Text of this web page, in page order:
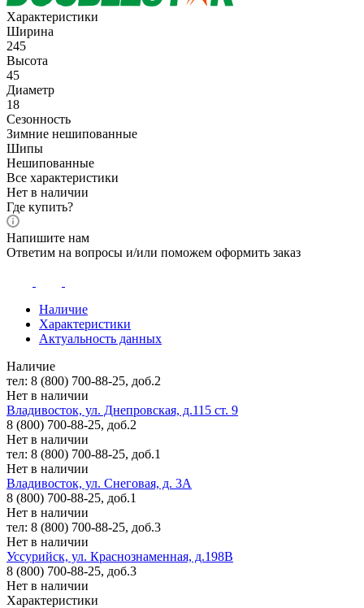
Характеристики
Ширина
245
Высота
45
Диаметр
18
Сезонность
Зимние нешипованные
Шипы
Нешипованные
Все характеристики
Нет в наличии
Где купить?
Напишите нам
Ответим на вопросы и/или поможем оформить заказ
Наличие
Характеристики
Актуальность данных
Наличие
тел: 8 (800) 700-88-25, доб.2
Нет в наличии
Владивосток, ул. Днепровская, д.115 ст. 9
8 (800) 700-88-25, доб.2
Нет в наличии
тел: 8 (800) 700-88-25, доб.1
Нет в наличии
Владивосток, ул. Снеговая, д. 3А
8 (800) 700-88-25, доб.1
Нет в наличии
тел: 8 (800) 700-88-25, доб.3
Нет в наличии
Уссурийск, ул. Краснознаменная, д.198В
8 (800) 700-88-25, доб.3
Нет в наличии
Характеристики